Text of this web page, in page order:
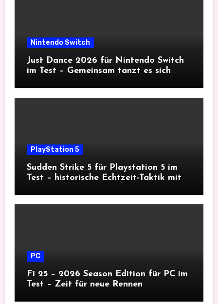
Nintendo Switch
Just Dance 2026 für Nintendo Switch
im Test – Gemeinsam tanzt es sich
PlayStation 5
Sudden Strike 5 für Playstation 5 im
Test – historische Echtzeit-Taktik mit
PC
F1 25 – 2026 Season Edition für PC im
Test – Zeit für neue Rennen